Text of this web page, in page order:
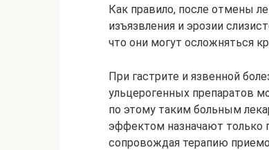
Как правило, после отмены
изъязвления и эрозии
что они могут осложняться
При гастрите и язвенной
ульцерогенных препаратов
по этому таким больным
эффектом назначают только
сопровождая терапию